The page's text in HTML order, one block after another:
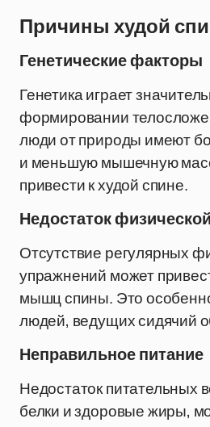
Причины худой
Генетические факторы
Генетика играет
формировании
люди от природы имеют
и меньшую мышечную
привести к худой спине.
Недостаток
Отсутствие регулярных
упражнений может
мышц спины. Это
людей, ведущих сидячий
Неправильное питание
Недостаток питательных
белки и здоровые жиры,